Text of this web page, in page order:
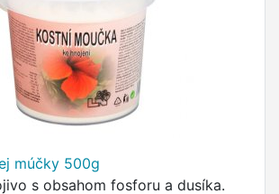
múčky 500g
s obsahom fosforu a dusíka.